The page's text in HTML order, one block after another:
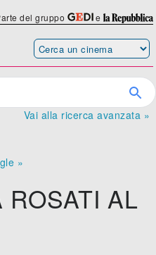
del gruppo e
Vai alla ricerca avanzata »
»
AL